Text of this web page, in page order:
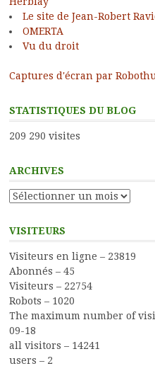
Le site de Jean-Robert
OMERTA
Vu du droit
Captures d'écran par
STATISTIQUES DU BLOG
209 290 visites
ARCHIVES
Archives
VISITEURS
Visiteurs en ligne – 23819
Abonnés – 45
Visiteurs – 22754
Robots – 1020
The maximum number of
09-18
all visitors – 14241
users – 2